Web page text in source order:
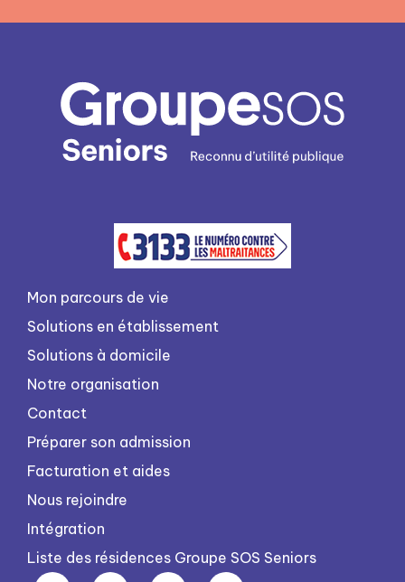
Mon parcours de vie
Solutions en établissement
Solutions à domicile
Notre organisation
Contact
Préparer son admission
Facturation et aides
Nous rejoindre
Intégration
Liste des résidences Groupe SOS Seniors